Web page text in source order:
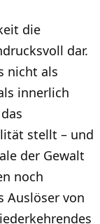
die
dar.
nicht als
innerlich
stellt – und
der Gewalt
noch
Auslöser von